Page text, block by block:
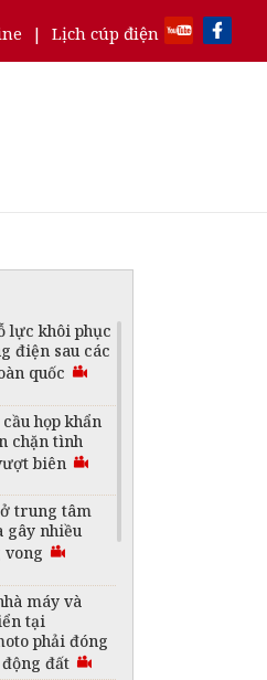
| Lịch cúp điện
lực khôi phục
điện sau các
quốc
họp khẩn
chặn tình
biên
trung tâm
gây nhiều
vong
máy và
tại
phải đóng
đất